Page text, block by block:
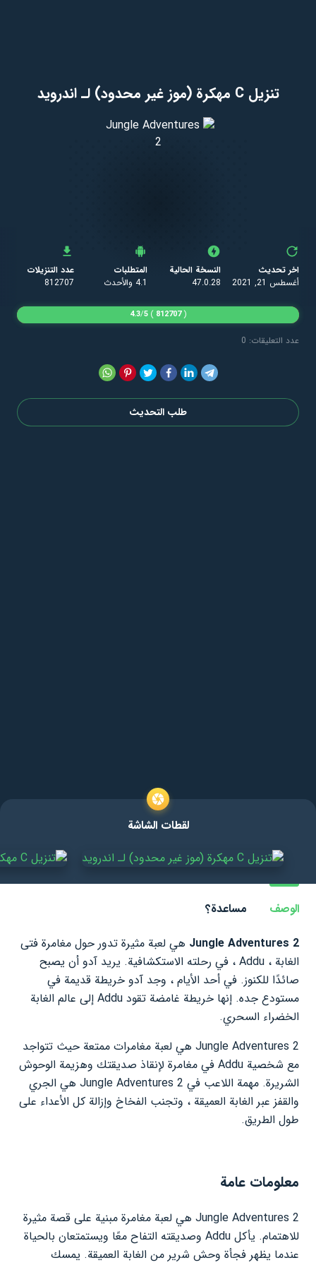
تنزيل C مهكرة (موز غير محدود) لـ اندرويد
اخر تحديث
أغسطس 21, 2021
النسخة الحالية
47.0.28
المتطلبات
4.1 والأحدث
عدد التنزيلات
812707
عدد التعليقات: 0
(
812707
)
4.3/5
طلب التحديث
لقطات الشاشة
الوصف
مساعدة؟
Jungle Adventures 2 هي لعبة مثيرة تدور حول مغامرة فتى
الغابة ، Addu ، في رحلته الاستكشافية. يريد آدو أن يصبح
صائدًا للكنوز. في أحد الأيام ، وجد آدو خريطة قديمة في
مستودع جده. إنها خريطة غامضة تقود Addu إلى عالم الغابة
الخضراء السحري.
Jungle Adventures 2 هي لعبة مغامرات ممتعة حيث تتواجد
مع شخصية Addu في مغامرة لإنقاذ صديقتك وهزيمة الوحوش
الشريرة. مهمة اللاعب في Jungle Adventures 2 هي الجري
والقفز عبر الغابة العميقة ، وتجنب الفخاخ وإزالة كل الأعداء على
طول الطريق.
معلومات عامة
Jungle Adventures 2 هي لعبة مغامرة مبنية على قصة مثيرة
للاهتمام. يأكل Addu وصديقته التفاح معًا ويستمتعان بالحياة
عندما يظهر فجأة وحش شرير من الغابة العميقة. يمسك